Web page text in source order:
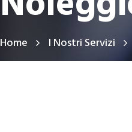
Home I Nostri Servizi